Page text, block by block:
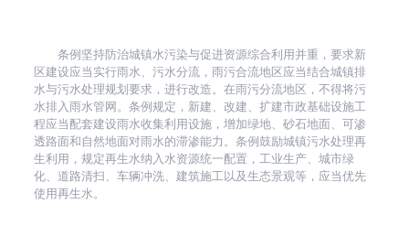
条例坚持防治城镇水污染与促进资源综合利用并重，要求新
区建设应当实行雨水、污水分流，雨污合流地区应当结合城镇排
水与污水处理规划要求，进行改造。在雨污分流地区，不得将污
水排入雨水管网。条例规定，新建、改建、扩建市政基础设施工
程应当配套建设雨水收集利用设施，增加绿地、砂石地面、可渗
透路面和自然地面对雨水的滞渗能力。条例鼓励城镇污水处理再
生利用，规定再生水纳入水资源统一配置，工业生产、城市绿
化、道路清扫、车辆冲洗、建筑施工以及生态景观等，应当优先
使用再生水。